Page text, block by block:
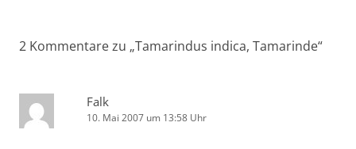
2 Kommentare zu „Tamarindus indica, Tamarinde“
Falk
10. Mai 2007 um 13:58 Uhr